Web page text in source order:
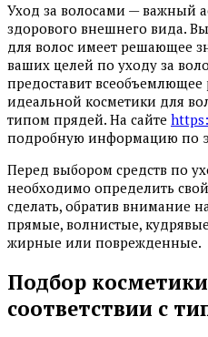
Уход за волосами — важный
здорового внешнего вида.
для волос имеет решающее
ваших целей по уходу за
предоставит всеобъемлющее
идеальной косметики для
типом прядей. На сайте
подробную информацию по
Перед выбором средств по
необходимо определить
сделать, обратив внимание
прямые, волнистые,
жирные или поврежденные.
Подбор
соответствии с